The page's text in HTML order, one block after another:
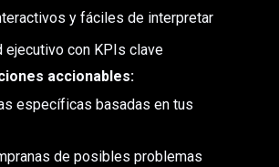
y fáciles de interpretar
ejecutivo con KPIs clave
accionables:
específicas basadas en tus
de posibles problemas